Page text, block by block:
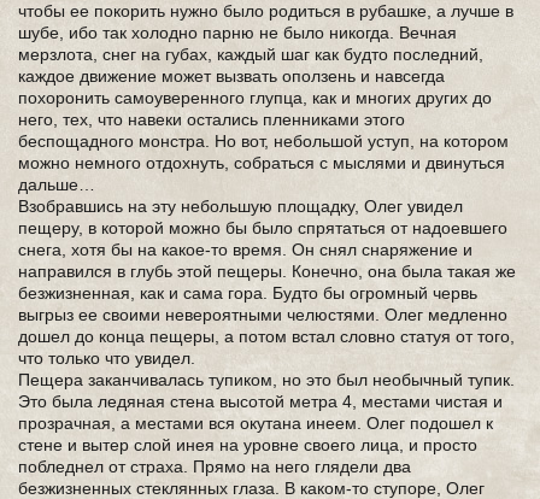
чтобы ее покорить нужно было родиться в рубашке, а лучше в
шубе, ибо так холодно парню не было никогда. Вечная
мерзлота, снег на губах, каждый шаг как будто последний,
каждое движение может вызвать оползень и навсегда
похоронить самоуверенного глупца, как и многих других до
него, тех, что навеки остались пленниками этого
беспощадного монстра. Но вот, небольшой уступ, на котором
можно немного отдохнуть, собраться с мыслями и двинуться
дальше…
Взобравшись на эту небольшую площадку, Олег увидел
пещеру, в которой можно бы было спрятаться от надоевшего
снега, хотя бы на какое-то время. Он снял снаряжение и
направился в глубь этой пещеры. Конечно, она была такая же
безжизненная, как и сама гора. Будто бы огромный червь
выгрыз ее своими невероятными челюстями. Олег медленно
дошел до конца пещеры, а потом встал словно статуя от того,
что только что увидел.
Пещера заканчивалась тупиком, но это был необычный тупик.
Это была ледяная стена высотой метра 4, местами чистая и
прозрачная, а местами вся окутана инеем. Олег подошел к
стене и вытер слой инея на уровне своего лица, и просто
побледнел от страха. Прямо на него глядели два
безжизненных стеклянных глаза. В каком-то ступоре, Олег